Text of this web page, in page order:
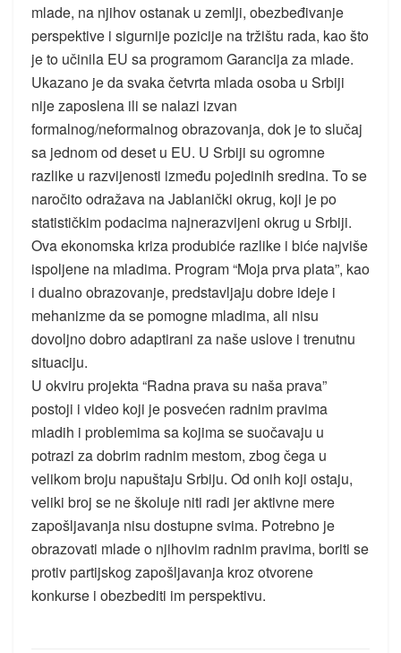
mlade, na njihov ostanak u zemlji, obezbeđivanje
perspektive i sigurnije pozicije na tržištu rada, kao što
je to učinila EU sa programom Garancija za mlade.
Ukazano je da svaka četvrta mlada osoba u Srbiji
nije zaposlena ili se nalazi izvan
formalnog/neformalnog obrazovanja, dok je to slučaj
sa jednom od deset u EU. U Srbiji su ogromne
razlike u razvijenosti između pojedinih sredina. To se
naročito odražava na Jablanički okrug, koji je po
statističkim podacima najnerazvijeni okrug u Srbiji.
Ova ekonomska kriza produbiće razlike i biće najviše
ispoljene na mladima. Program “Moja prva plata”, kao
i dualno obrazovanje, predstavljaju dobre ideje i
mehanizme da se pomogne mladima, ali nisu
dovoljno dobro adaptirani za naše uslove i trenutnu
situaciju.
U okviru projekta “Radna prava su naša prava”
postoji i video koji je posvećen radnim pravima
mladih i problemima sa kojima se suočavaju u
potrazi za dobrim radnim mestom, zbog čega u
velikom broju napuštaju Srbiju. Od onih koji ostaju,
veliki broj se ne školuje niti radi jer aktivne mere
zapošljavanja nisu dostupne svima. Potrebno je
obrazovati mlade o njihovim radnim pravima, boriti se
protiv partijskog zapošljavanja kroz otvorene
konkurse i obezbediti im perspektivu.